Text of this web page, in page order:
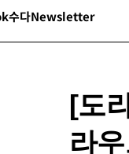
수다Newsletter
[도
라